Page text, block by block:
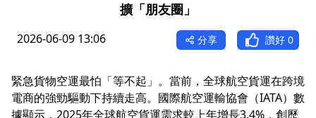
擴「朋友圈」
2026-06-09 13:06 分享 讚好 0
緊急貨物空運最怕「等不起」。當前，全球航空貨運在跨境
電商的強勁驅動下持續走高。國際航空運輸協會（IATA）數
據顯示，2025年全球航空貨運需求較上年增長3.4%，創歷